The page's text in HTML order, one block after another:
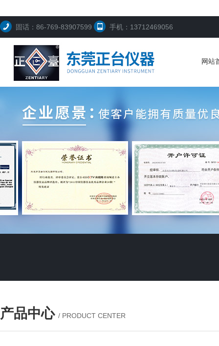
固话：86-769-83907599 手机：13712469056
网站
产品中心 / PRODUCT CENTER